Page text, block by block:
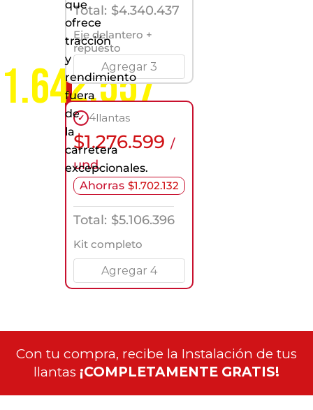
servicio
a
nivel
nacional
Total: $4.340.437
Eje delantero +
repuesto
Agregar 3
✓ 4llantas
$1.276.599 /
und.
Ahorras $1.702.132
Total: $5.106.396
Kit completo
Agregar 4
que
ofrece
tracción
y
rendimiento
fuera
de
la
carretera
excepcionales.
Con tu compra, recibe la Instalación de tus
llantas ¡COMPLETAMENTE GRATIS!